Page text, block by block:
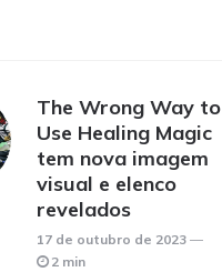
The Wrong Way to
Use Healing Magic
tem nova imagem
visual e elenco
revelados
17 de outubro de 2023
2 min